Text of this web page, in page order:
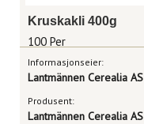
Kruskakli 400g
100 Per
Informasjonseier:
Lantmännen Cerealia AS
Produsent:
Lantmännen Cerealia AS